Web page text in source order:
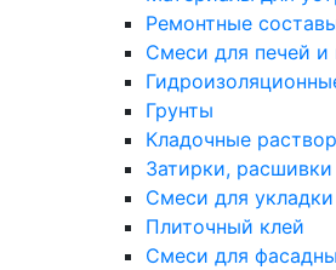
Ремонтные
Смеси для печей и
Грунты
Кладочные
Затирки, расшивки
Смеси для укладки
Плиточный клей
Смеси для